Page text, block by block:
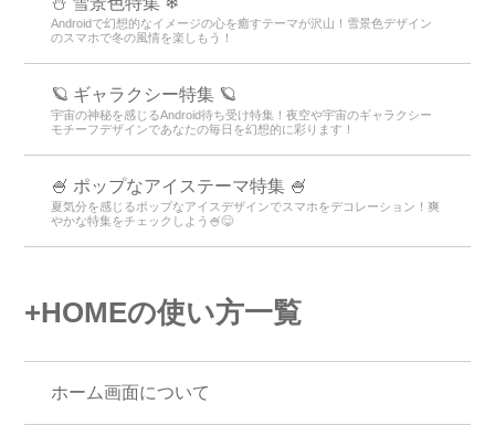
Androidで幻想的なイメージの心を癒すテーマが沢山！雪景色デザイン
のスマホで冬の風情を楽しもう！
🪐 ギャラクシー特集 🪐
宇宙の神秘を感じるAndroid待ち受け特集！夜空や宇宙のギャラクシー
モチーフデザインであなたの毎日を幻想的に彩ります！
🍧 ポップなアイステーマ特集 🍧
夏気分を感じるポップなアイスデザインでスマホをデコレーション！爽
やかな特集をチェックしよう🍧😋
+HOMEの使い方一覧
ホーム画面について